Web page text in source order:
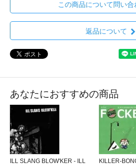
この商品について問い合
返品について
あなたにおすすめの商品
ILL SLANG BLOW'KER - ILL
KILLER-